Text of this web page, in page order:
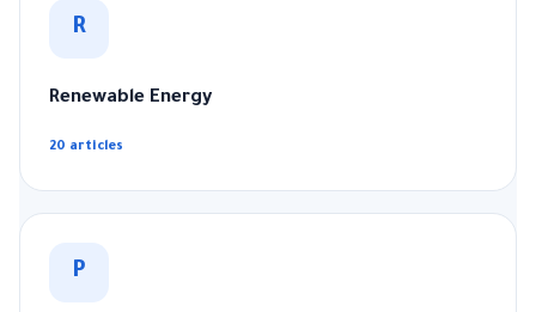
R
Renewable Energy
20 articles
P